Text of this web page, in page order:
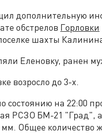
дополнительную
обстрелов Горловки
шахты
Еленовку, ранен
возросло до 3-х.
состоянию на 22:00
РСЗО БМ-21 "Град",
мм. Общее количество